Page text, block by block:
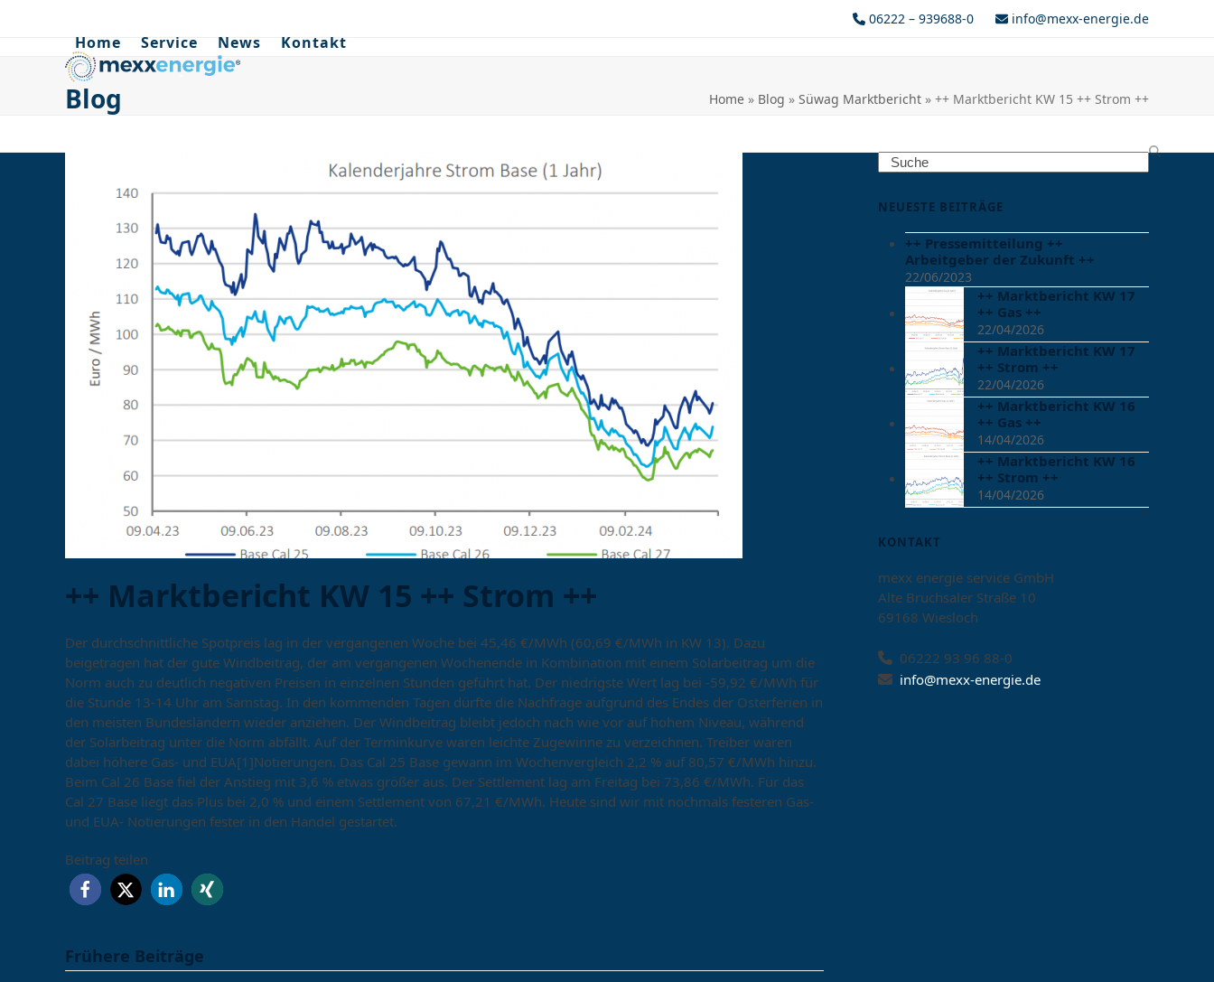
06222 – 939688-0 info@mexx-energie.de
Home Service News Kontakt
Blog Home » Blog » Süwag Marktbericht » ++ Marktbericht KW 15 ++ Strom ++
++ Marktbericht KW 15 ++ Strom ++
Der durchschnittliche Spotpreis lag in der vergangenen Woche bei 45,46 €/MWh (60,69 €/MWh in KW 13). Dazu
beigetragen hat der gute Windbeitrag, der am vergangenen Wochenende in Kombination mit einem Solarbeitrag um die
Norm auch zu deutlich negativen Preisen in einzelnen Stunden geführt hat. Der niedrigste Wert lag bei -59,92 €/MWh für
die Stunde 13-14 Uhr am Samstag. In den kommenden Tagen dürfte die Nachfrage aufgrund des Endes der Osterferien in
den meisten Bundesländern wieder anziehen. Der Windbeitrag bleibt jedoch nach wie vor auf hohem Niveau, während
der Solarbeitrag unter die Norm abfällt. Auf der Terminkurve waren leichte Zugewinne zu verzeichnen. Treiber waren
dabei höhere Gas- und EUA[1]Notierungen. Das Cal 25 Base gewann im Wochenvergleich 2,2 % auf 80,57 €/MWh hinzu.
Beim Cal 26 Base fiel der Anstieg mit 3,6 % etwas größer aus. Der Settlement lag am Freitag bei 73,86 €/MWh. Für das
Cal 27 Base liegt das Plus bei 2,0 % und einem Settlement von 67,21 €/MWh. Heute sind wir mit nochmals festeren Gas-
und EUA- Notierungen fester in den Handel gestartet.
Beitrag teilen
Frühere Beiträge
Search
NEUESTE BEITRÄGE
++ Pressemitteilung ++
Arbeitgeber der Zukunft ++
22/06/2023
++ Marktbericht KW 17
++ Gas ++
22/04/2026
++ Marktbericht KW 17
++ Strom ++
22/04/2026
++ Marktbericht KW 16
++ Gas ++
14/04/2026
++ Marktbericht KW 16
++ Strom ++
14/04/2026
KONTAKT
mexx energie service GmbH
Alte Bruchsaler Straße 10
69168 Wiesloch
06222 93 96 88-0
info@mexx-energie.de